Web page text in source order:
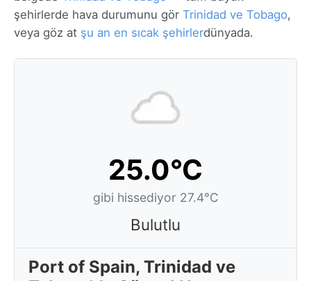
şehirlerde hava durumunu gör Trinidad ve Tobago,
veya göz at şu an en sıcak şehirlerdünyada.
25.0°C
gibi hissediyor 27.4°C
Bulutlu
Port of Spain, Trinidad ve